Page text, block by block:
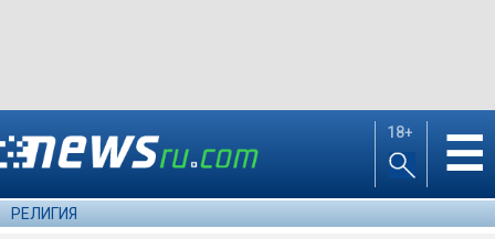
18+ ☰
РЕЛИГИЯ